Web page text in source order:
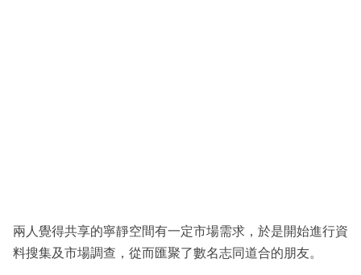
兩人覺得共享的寧靜空間有一定市場需求，於是開始進行資
料搜集及市場調查，從而匯聚了數名志同道合的朋友。